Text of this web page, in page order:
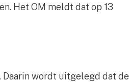
Het OM meldt dat op 13
Daarin wordt uitgelegd dat de